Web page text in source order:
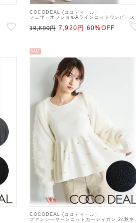
COCODEAL (ココディール）
フェザーオフショルAラインニットワンピース
25春夏【75135514】フレアワンピース 25sp
19,800円 7,920円 60%OFF
SALE
COCODEAL (ココディール）
ファンシーヤーンニットカーディガン 24秋冬.